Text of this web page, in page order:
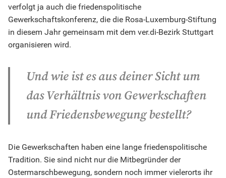
verfolgt ja auch die friedenspolitische
Gewerkschaftskonferenz, die die Rosa-Luxemburg-Stiftung
in diesem Jahr gemeinsam mit dem ver.di-Bezirk Stuttgart
organisieren wird.
Und wie ist es aus deiner Sicht um
das Verhältnis von Gewerkschaften
und Friedensbewegung bestellt?
Die Gewerkschaften haben eine lange friedenspolitische
Tradition. Sie sind nicht nur die Mitbegründer der
Ostermarschbewegung, sondern noch immer vielerorts ihr